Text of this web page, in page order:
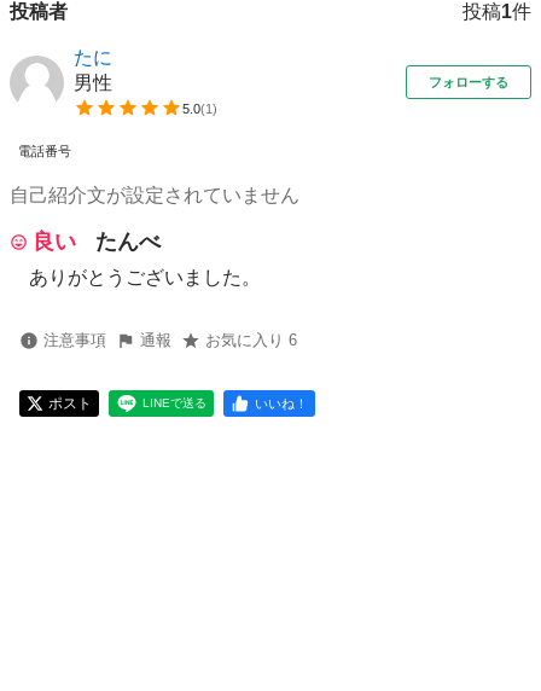
投稿者 投稿1件
たに
男性
5.0(1)
フォローする
電話番号
自己紹介文が設定されていません
良い たんべ
ありがとうございました。
注意事項 通報 お気に入り 6
ポスト LINEで送る いいね！